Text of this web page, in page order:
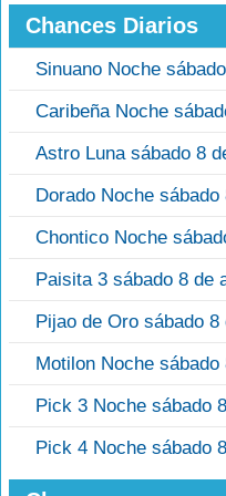
Chances Diarios
Sinuano Noche
Caribeña Noche
Astro Luna sábado 8
Dorado Noche
Chontico Noche
Paisita 3 sábado 8 de
Pijao de Oro sábado 8
Motilon Noche
Pick 3 Noche sábado
Pick 4 Noche sábado